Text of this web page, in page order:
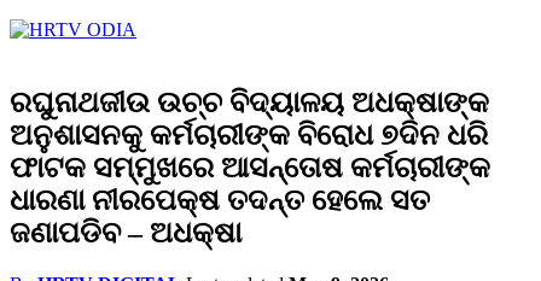
ରଘୁନାଥଜୀଉ ଉଚ୍ଚ ବିଦ୍ୟାଳୟ ଅଧକ୍ଷାଙ୍କ
ଅନୁଶାସନକୁ କର୍ମଚାରୀଙ୍କ ବିରୋଧ ୭ଦିନ ଧରି
ଫାଟକ ସମ୍ମୁଖରେ ଆସନ୍ତୋଷ କର୍ମଚାରୀଙ୍କ
ଧାରଣା ନୀରପେକ୍ଷ ତଦନ୍ତ ହେଲେ ସତ
ଜଣାପଡିବ – ଅଧକ୍ଷା